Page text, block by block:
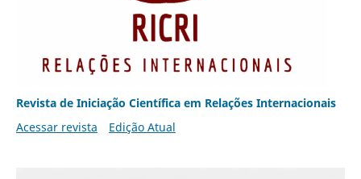
Revista de Iniciação Científica em Relações Internacionais
Acessar revista
Edição Atual